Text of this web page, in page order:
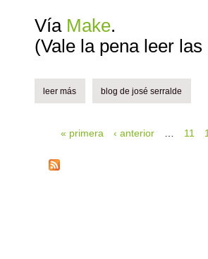
Vía Make.
(Vale la pena leer
leer más sobre doctorow, museos y
blog de josé serralde
« primera ‹ anterior 11